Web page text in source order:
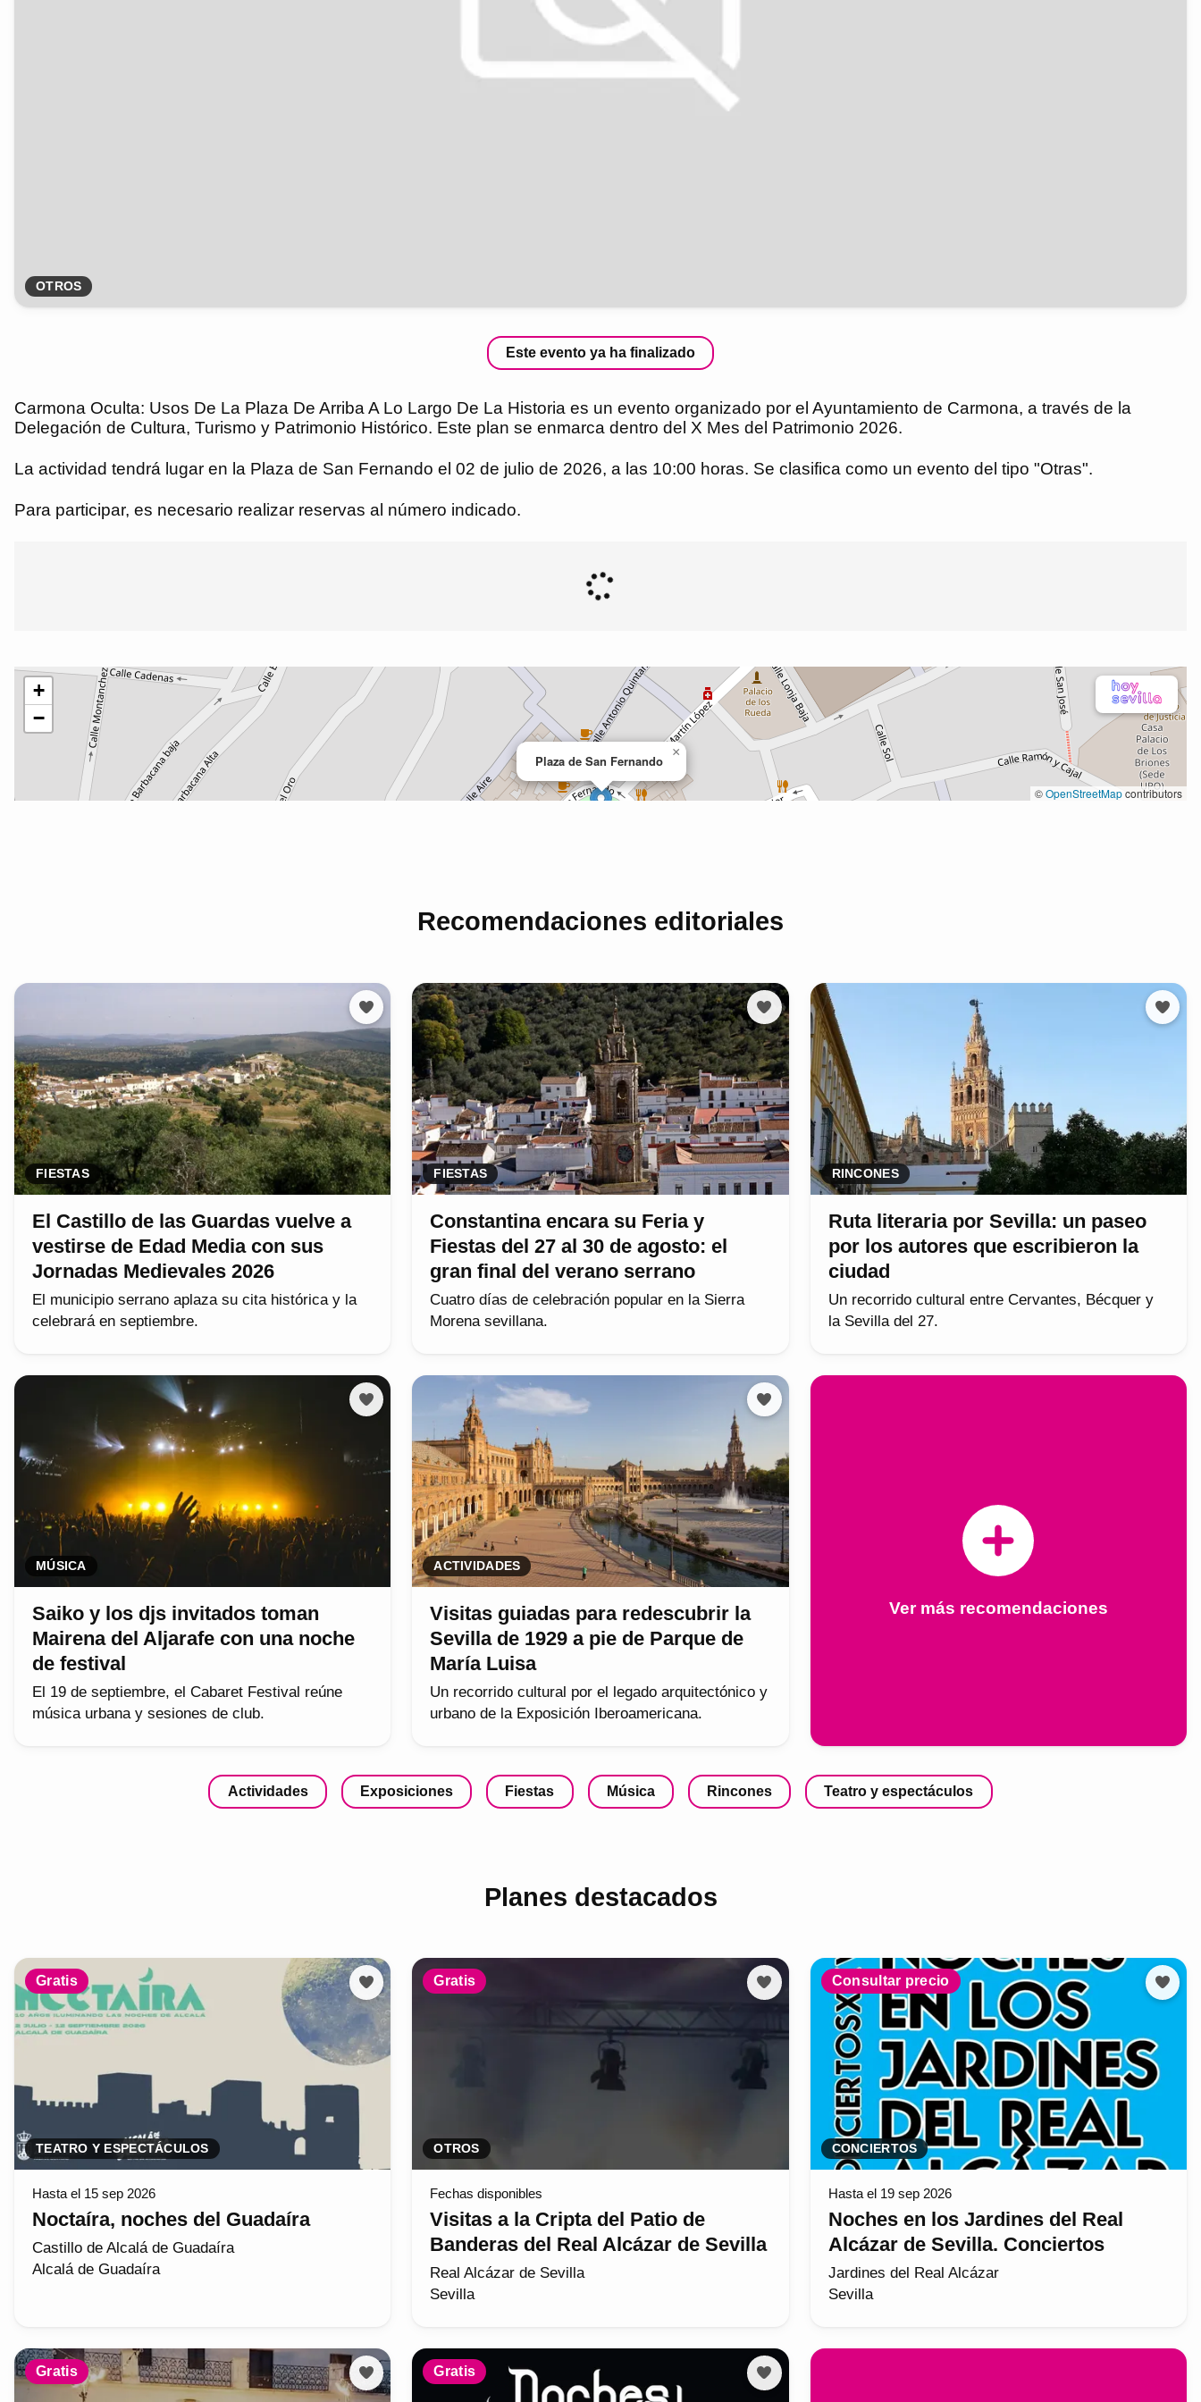
OTROS
Este evento ya ha finalizado
Carmona Oculta: Usos De La Plaza De Arriba A Lo Largo De La Historia es un evento organizado por el Ayuntamiento de Carmona, a través de la
Delegación de Cultura, Turismo y Patrimonio Histórico. Este plan se enmarca dentro del X Mes del Patrimonio 2026.
La actividad tendrá lugar en la Plaza de San Fernando el 02 de julio de 2026, a las 10:00 horas. Se clasifica como un evento del tipo "Otras".
Para participar, es necesario realizar reservas al número indicado.
Recomendaciones editoriales
FIESTAS
El Castillo de las Guardas vuelve a
vestirse de Edad Media con sus
Jornadas Medievales 2026
El municipio serrano aplaza su cita histórica y la
celebrará en septiembre.
FIESTAS
Constantina encara su Feria y
Fiestas del 27 al 30 de agosto: el
gran final del verano serrano
Cuatro días de celebración popular en la Sierra
Morena sevillana.
RINCONES
Ruta literaria por Sevilla: un paseo
por los autores que escribieron la
ciudad
Un recorrido cultural entre Cervantes, Bécquer y
la Sevilla del 27.
MÚSICA
Saiko y los djs invitados toman
Mairena del Aljarafe con una noche
de festival
El 19 de septiembre, el Cabaret Festival reúne
música urbana y sesiones de club.
ACTIVIDADES
Visitas guiadas para redescubrir la
Sevilla de 1929 a pie de Parque de
María Luisa
Un recorrido cultural por el legado arquitectónico y
urbano de la Exposición Iberoamericana.
Ver más recomendaciones
Actividades Exposiciones Fiestas Música Rincones Teatro y espectáculos
Planes destacados
Gratis
TEATRO Y ESPECTÁCULOS
Hasta el 15 sep 2026
Noctaíra, noches del Guadaíra
Castillo de Alcalá de Guadaíra
Alcalá de Guadaíra
Gratis
OTROS
Fechas disponibles
Visitas a la Cripta del Patio de
Banderas del Real Alcázar de Sevilla
Real Alcázar de Sevilla
Sevilla
Consultar precio
CONCIERTOS
Hasta el 19 sep 2026
Noches en los Jardines del Real
Alcázar de Sevilla. Conciertos
Jardines del Real Alcázar
Sevilla
Gratis Gratis